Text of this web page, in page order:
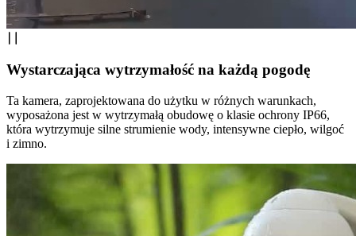
Wystarczająca wytrzymałość na każdą pogodę
Ta kamera, zaprojektowana do użytku w różnych warunkach,
wyposażona jest w wytrzymałą obudowę o klasie ochrony IP66,
która wytrzymuje silne strumienie wody, intensywne ciepło, wilgoć
i zimno.